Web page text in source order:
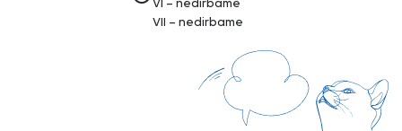
VI – nedirbame
VII – nedirbame